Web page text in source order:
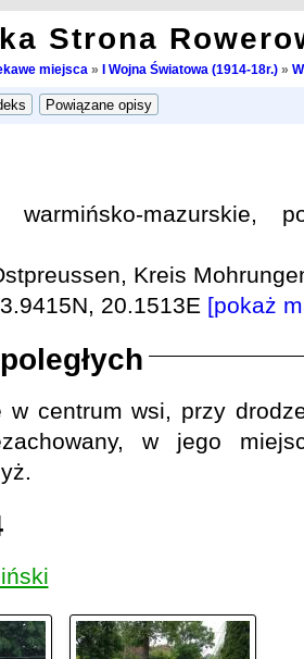
Strona
miejsca » I Wojna Światowa (1914-18r.)»
warmińsko-mazurskie,
Kreis
20.1513E [pokaż
w centrum wsi, przy
w jego